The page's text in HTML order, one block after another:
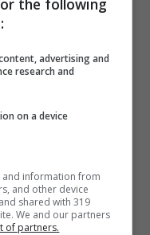
avere con sé né
codice promo
advertising and
research and
on a device
information from
and other device
shared with 319
We and our partners
of partners.